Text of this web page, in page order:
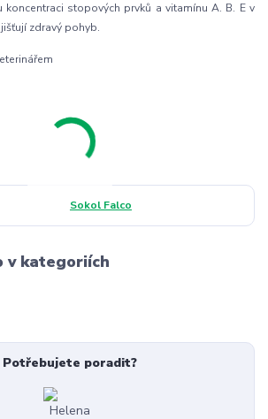
koncentraci stopových prvků a vitamínu A. B. E v
zdravý pohyb.
Sokol Falco
v kategoriích
Potřebujete poradit?